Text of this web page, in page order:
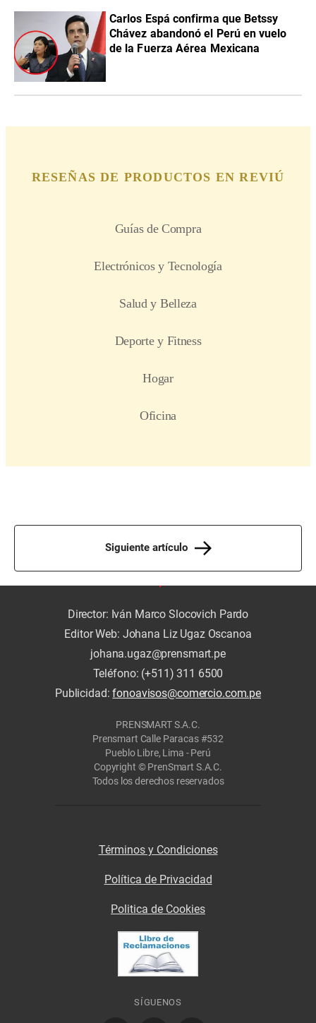
Carlos Espá confirma que Betssy
Chávez abandonó el Perú en vuelo
de la Fuerza Aérea Mexicana
Siguiente artículo
Director: Iván Marco Slocovich Pardo
Editor Web: Johana Liz Ugaz Oscanoa
johana.ugaz@prensmart.pe
Teléfono: (+511) 311 6500
Publicidad:fonoavisos@comercio.com.pe
PRENSMART S.A.C.
Prensmart Calle Paracas #532
Pueblo Libre, Lima - Perú
Copyright © PrenSmart S.A.C.
Todos los derechos reservados
Términos y Condiciones
Política de Privacidad
Politica de Cookies
SÍGUENOS